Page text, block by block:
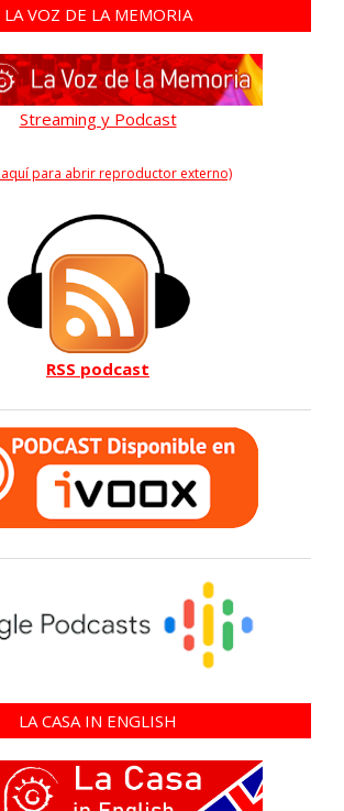
LA VOZ DE LA MEMORIA
Streaming y Podcast
aquí para abrir reproductor externo)
RSS podcast
LA CASA IN ENGLISH